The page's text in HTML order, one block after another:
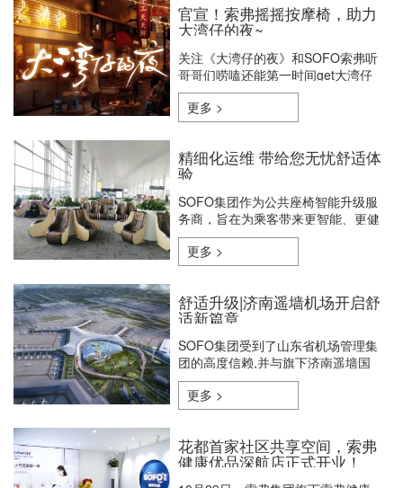
官宣！索弗摇摇按摩椅，助力
大湾仔的夜~
关注《大湾仔的夜》和SOFO索弗听
哥哥们唠嗑还能第一时间get大湾仔
同款按摩椅和我们一起享受解压新体
验！
更多 >
精细化运维 带给您无忧舒适体
验
SOFO集团作为公共座椅智能升级服
务商，旨在为乘客带来更智能、更健
康、更舒适无忧的候乘环境，在常态
化防疫的形式下，SOFO集团也竭力
为乘客带来更优质的服务。日常运维
清洁工作，确保公共共享按摩椅的健
康和卫生环境，对于人流密集的服务
站点，运维人员将坚持早、中、晚的
每日清洁和通风等工作。无死角清洁
SOFO运维人员，通常会先将座椅内
外部清扫一遍，除了对藏污纳垢的座
椅底下进
更多 >
舒适升级|济南遥墙机场开启舒
适新篇章
SOFO集团受到了山东省机场管理集
团的高度信赖,并与旗下济南遥墙国
际机场再度达成公共座椅升级合作。
更多 >
花都首家社区共享空间，索弗
健康优品深航店正式开业！